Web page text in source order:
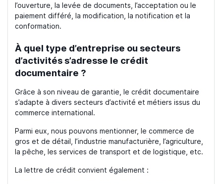
l’ouverture, la levée de documents, l’acceptation ou le
paiement différé, la modification, la notification et la
conformation.
À quel type d’entreprise ou secteurs
d’activités s’adresse le crédit
documentaire ?
Grâce à son niveau de garantie, le crédit documentaire
s’adapte à divers secteurs d’activité et métiers issus du
commerce international.
Parmi eux, nous pouvons mentionner, le commerce de
gros et de détail, l’industrie manufacturière, l’agriculture,
la pêche, les services de transport et de logistique, etc.
La lettre de crédit convient également :